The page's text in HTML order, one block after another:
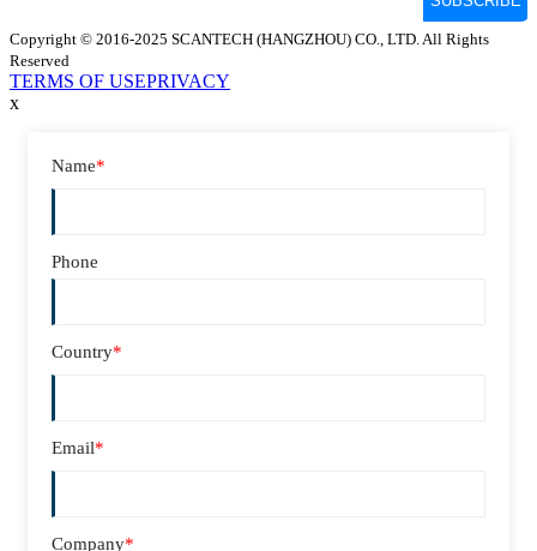
Copyright © 2016-2025 SCANTECH (HANGZHOU) CO., LTD. All Rights
Reserved
TERMS OF USEPRIVACY
x
Name*
Phone
Country*
Email*
Company*